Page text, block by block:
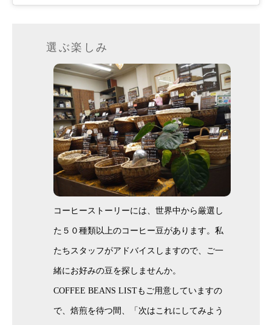
選ぶ楽しみ
コーヒーストーリーには、世界中から厳選し
た５０種類以上のコーヒー豆があります。私
たちスタッフがアドバイスしますので、ご一
緒にお好みの豆を探しませんか。
COFFEE BEANS LISTもご用意していますの
で、焙煎を待つ間、「次はこれにしてみよう